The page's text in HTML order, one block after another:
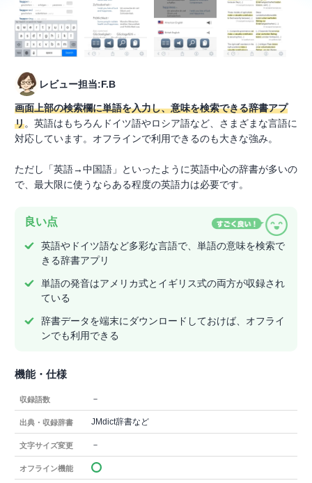
レビュー担当:F.B
画面上部の検索欄に単語を入力し、意味を検索できる辞書アプ
リ。英語はもちろんドイツ語やロシア語など、さまざまな言語に
対応しています。オフラインで利用できるのも大きな強み。
ただし「英語→中国語」といったように英語中心の辞書が多いの
で、最大限に使うならある程度の英語力は必要です。
良い点
英語やドイツ語など多彩な言語で、単語の意味を検索で
きる辞書アプリ
単語の発音はアメリカ式とイギリス式の両方が収録され
ている
辞書データを端末にダウンロードしておけば、オフライ
ンでも利用できる
機能・仕様
収録語数 －
出典・収録辞書 JMdict辞書など
文字サイズ変更 －
オフライン機能